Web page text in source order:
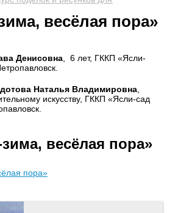
весёлая пора»
Денисовна, 6 лет, ГККП «Ясли-
Наталья Владимировна
искусству, ГККП «Ясли-сад
весёлая пора»
пора»